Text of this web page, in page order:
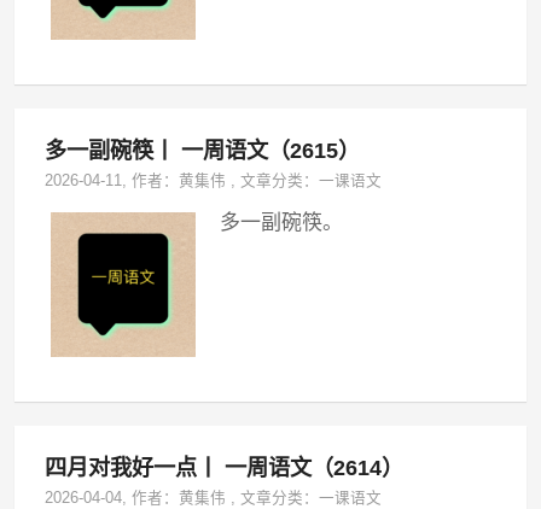
多一副碗筷丨 一周语文（2615）
2026-04-11, 作者：黄集伟 ,文章分类：一课语文
多一副碗筷。
四月对我好一点丨 一周语文（2614）
2026-04-04, 作者：黄集伟 ,文章分类：一课语文